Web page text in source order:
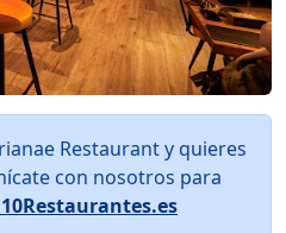
Restaurant y quieres
con nosotros para